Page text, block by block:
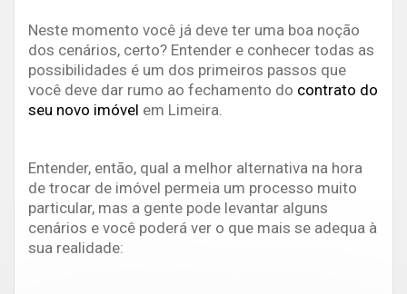
Neste momento você já deve ter uma boa noção
dos cenários, certo? Entender e conhecer todas as
possibilidades é um dos primeiros passos que
você deve dar rumo ao fechamento do contrato do
seu novo imóvel em Limeira.
Entender, então, qual a melhor alternativa na hora
de trocar de imóvel permeia um processo muito
particular, mas a gente pode levantar alguns
cenários e você poderá ver o que mais se adequa à
sua realidade: